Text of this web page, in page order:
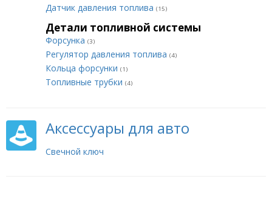
Датчик давления топлива (15)
Детали топливной системы
Форсунка (3)
Регулятор давления топлива (4)
Кольца форсунки (1)
Топливные трубки (4)
Аксессуары для авто
Свечной ключ